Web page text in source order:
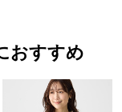
おすすめ